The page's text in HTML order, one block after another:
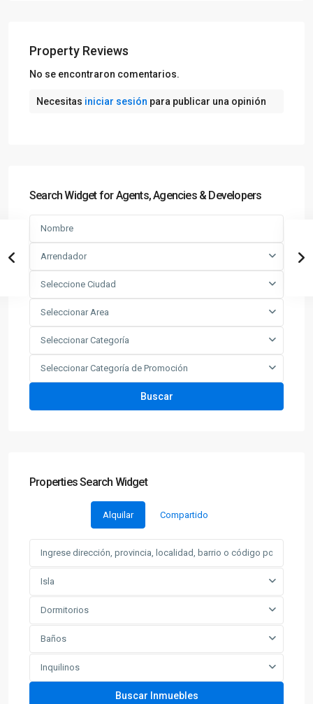
Property Reviews
No se encontraron comentarios.
Necesitas iniciar sesión para publicar una opinión
Search Widget for Agents, Agencies & Developers
Arrendador
Seleccione Ciudad
Seleccionar Area
Seleccionar Categoría
Seleccionar Categoría de Promoción
Buscar
Properties Search Widget
Alquilar Compartido
Isla
Dormitorios
Baños
Inquilinos